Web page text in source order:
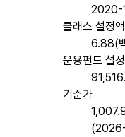
2020-
클래스 설정액
6.88(
운용펀드 설
기준가